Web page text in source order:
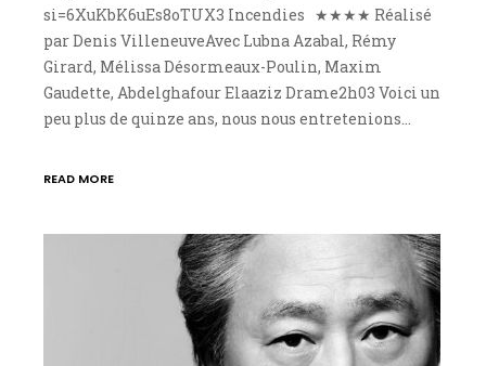
si=6XuKbK6uEs8oTUX3 Incendies ★★★★ Réalisé
par Denis VilleneuveAvec Lubna Azabal, Rémy
Girard, Mélissa Désormeaux-Poulin, Maxim
Gaudette, Abdelghafour Elaaziz Drame2h03 Voici un
peu plus de quinze ans, nous nous entretenions…
READ MORE